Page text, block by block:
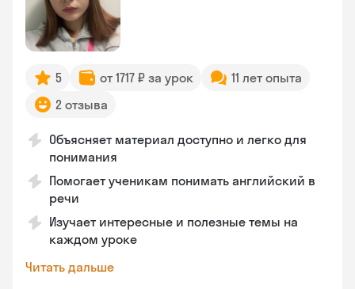
5 от 1717 ₽ за урок
11 лет опыта
2 отзыва
Объясняет материал доступно и легко для
понимания
Помогает ученикам понимать английский в
речи
Изучает интересные и полезные темы на
каждом уроке
Читать дальше